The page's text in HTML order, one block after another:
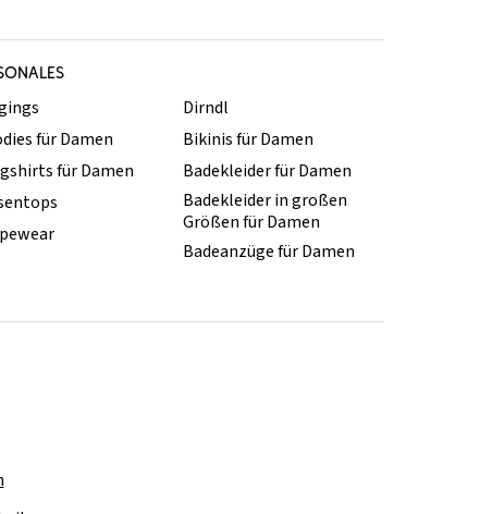
für Damen
für Damen
Dirndl
Bikinis für Damen
Badekleider für Damen
Badekleider in großen
Größen für Damen
Badeanzüge für Damen